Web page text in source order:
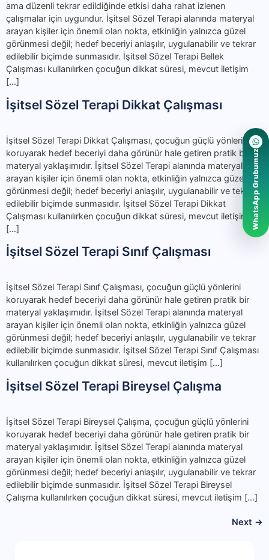
ama düzenli tekrar edildiğinde etkisi daha rahat izlenen
çalışmalar için uygundur. İşitsel Sözel Terapi alanında materyal
arayan kişiler için önemli olan nokta, etkinliğin yalnızca güzel
görünmesi değil; hedef beceriyi anlaşılır, uygulanabilir ve tekrar
edilebilir biçimde sunmasıdır. İşitsel Sözel Terapi Bellek
Çalışması kullanılırken çocuğun dikkat süresi, mevcut iletişim
[…]
İşitsel Sözel Terapi Dikkat Çalışması
İşitsel Sözel Terapi Dikkat Çalışması, çocuğun güçlü yönlerini
koruyarak hedef beceriyi daha görünür hale getiren pratik bir
materyal yaklaşımıdır. İşitsel Sözel Terapi alanında materyal
arayan kişiler için önemli olan nokta, etkinliğin yalnızca güzel
görünmesi değil; hedef beceriyi anlaşılır, uygulanabilir ve tekrar
edilebilir biçimde sunmasıdır. İşitsel Sözel Terapi Dikkat
Çalışması kullanılırken çocuğun dikkat süresi, mevcut iletişim
[…]
İşitsel Sözel Terapi Sınıf Çalışması
İşitsel Sözel Terapi Sınıf Çalışması, çocuğun güçlü yönlerini
koruyarak hedef beceriyi daha görünür hale getiren pratik bir
materyal yaklaşımıdır. İşitsel Sözel Terapi alanında materyal
arayan kişiler için önemli olan nokta, etkinliğin yalnızca güzel
görünmesi değil; hedef beceriyi anlaşılır, uygulanabilir ve tekrar
edilebilir biçimde sunmasıdır. İşitsel Sözel Terapi Sınıf Çalışması
kullanılırken çocuğun dikkat süresi, mevcut iletişim […]
İşitsel Sözel Terapi Bireysel Çalışma
İşitsel Sözel Terapi Bireysel Çalışma, çocuğun güçlü yönlerini
koruyarak hedef beceriyi daha görünür hale getiren pratik bir
materyal yaklaşımıdır. İşitsel Sözel Terapi alanında materyal
arayan kişiler için önemli olan nokta, etkinliğin yalnızca güzel
görünmesi değil; hedef beceriyi anlaşılır, uygulanabilir ve tekrar
edilebilir biçimde sunmasıdır. İşitsel Sözel Terapi Bireysel
Çalışma kullanılırken çocuğun dikkat süresi, mevcut iletişim […]
Next →
WhatsApp Grubumuz